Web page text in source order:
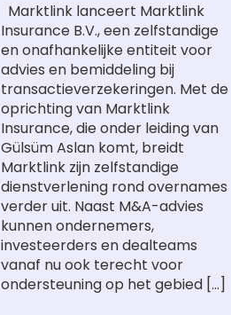
Marktlink lanceert Marktlink
Insurance B.V., een zelfstandige
en onafhankelijke entiteit voor
advies en bemiddeling bij
transactieverzekeringen. Met de
oprichting van Marktlink
Insurance, die onder leiding van
Gülsüm Aslan komt, breidt
Marktlink zijn zelfstandige
dienstverlening rond overnames
verder uit. Naast M&A-advies
kunnen ondernemers,
investeerders en dealteams
vanaf nu ook terecht voor
ondersteuning op het gebied […]